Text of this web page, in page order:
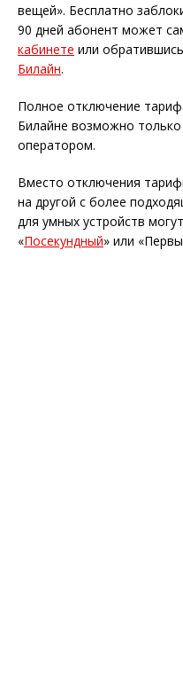
вещей». Бесплатно
90 дней абонент может
кабинете или
Билайн.
Полное отключение
Билайне возможно
оператором.
Вместо отключения
на другой с более
для умных устройств
«Посекундный» или